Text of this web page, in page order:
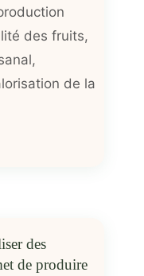
des fruits,
,
de la
des
de produire